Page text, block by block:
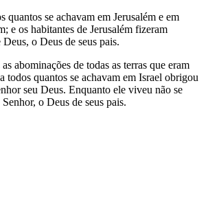
quantos se achavam em Jerusalém e em
e os habitantes de Jerusalém fizeram
o Deus de seus pais.
abominações de todas as terras que eram
todos quantos se achavam em Israel obrigou
seu Deus. Enquanto ele viveu não se
o Deus de seus pais.